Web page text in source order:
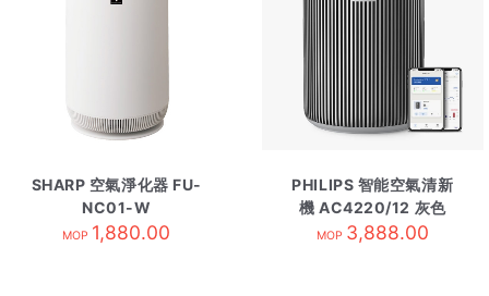
SHARP 空氣淨化器 FU-
NC01-W
MOP 1,880.00
PHILIPS 智能空氣清新
機 AC4220/12 灰色
MOP 3,888.00